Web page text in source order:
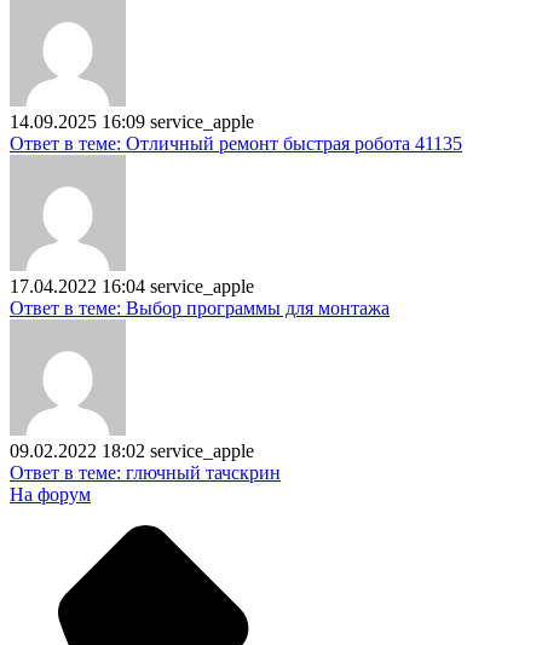
14.09.2025 16:09 service_apple
Ответ в теме: Отличный ремонт быстрая робота 41135
17.04.2022 16:04 service_apple
Ответ в теме: Выбор программы для монтажа
09.02.2022 18:02 service_apple
Ответ в теме: глючный тачскрин
На форум